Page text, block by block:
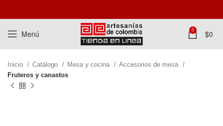
Menú 0 $0
Inicio Catálogo Mesa y cocina
Accesorios de mesa
Fruteros y canastos